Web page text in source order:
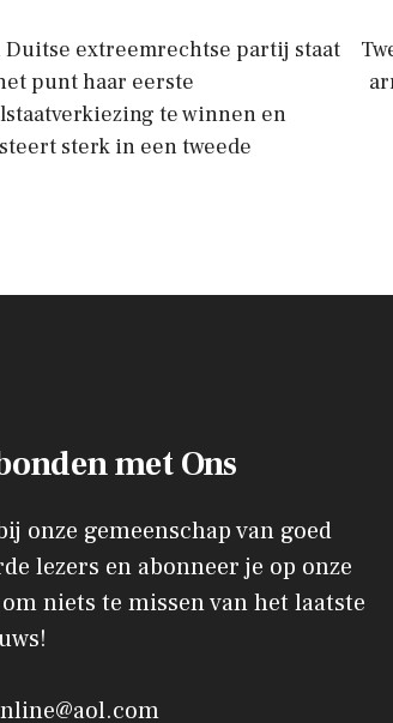
Duitse extreemrechtse partij staat
punt haar eerste
te winnen en
sterk in een tweede
met Ons
onze gemeenschap van goed
lezers en abonneer je op onze
niets te missen van het laatste